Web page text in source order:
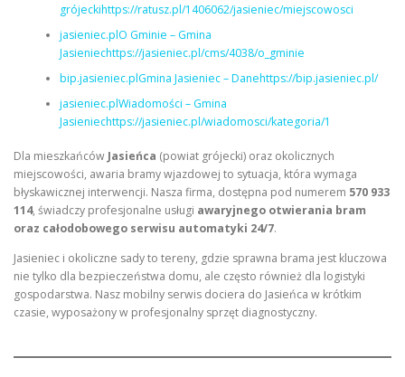
grójeckihttps://ratusz.pl/1406062/jasieniec/miejscowosci
jasieniec.plO Gminie – Gmina
Jasieniechttps://jasieniec.pl/cms/4038/o_gminie
bip.jasieniec.plGmina Jasieniec – Danehttps://bip.jasieniec.pl/
jasieniec.plWiadomości – Gmina
Jasieniechttps://jasieniec.pl/wiadomosci/kategoria/1
Dla mieszkańców Jasieńca (powiat grójecki) oraz okolicznych
miejscowości, awaria bramy wjazdowej to sytuacja, która wymaga
błyskawicznej interwencji. Nasza firma, dostępna pod numerem 570 933
114, świadczy profesjonalne usługi awaryjnego otwierania bram
oraz całodobowego serwisu automatyki 24/7.
Jasieniec i okoliczne sady to tereny, gdzie sprawna brama jest kluczowa
nie tylko dla bezpieczeństwa domu, ale często również dla logistyki
gospodarstwa. Nasz mobilny serwis dociera do Jasieńca w krótkim
czasie, wyposażony w profesjonalny sprzęt diagnostyczny.